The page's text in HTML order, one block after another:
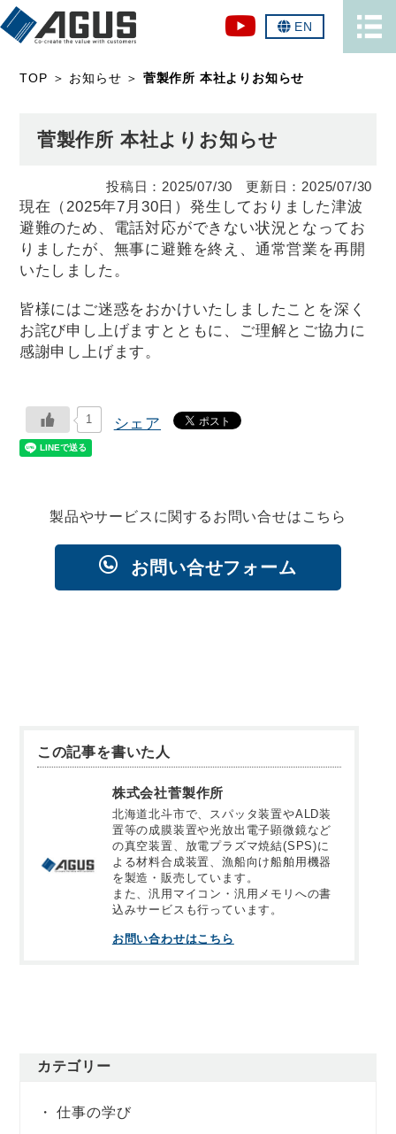
EN
TOP ＞ お知らせ ＞ 菅製作所 本社よりお知らせ
菅製作所 本社よりお知らせ
2025/07/30 2025/07/30
現在（2025年7月30日）発生しておりました津波
避難のため、電話対応ができない状況となってお
りましたが、無事に避難を終え、通常営業を再開
いたしました。
皆様にはご迷惑をおかけいたしましたことを深く
お詫び申し上げますとともに、ご理解とご協力に
感謝申し上げます。
1 シェア
製品やサービスに関するお問い合せはこちら
お問い合せフォーム
この記事を書いた人
株式会社菅製作所
北海道北斗市で、スパッタ装置やALD装
置等の成膜装置や光放出電子顕微鏡など
の真空装置、放電プラズマ焼結(SPS)に
よる材料合成装置、漁船向け船舶用機器
を製造・販売しています。
また、汎用マイコン・汎用メモリへの書
込みサービスも行っています。
お問い合わせはこちら
カテゴリー
仕事の学び